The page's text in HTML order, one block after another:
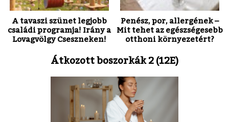
A tavaszi szünet legjobb
családi programja! Irány a
Lovagvölgy Cseszneken!
Penész, por, allergének –
Mit tehet az egészségesebb
otthoni környezetért?
Átkozott boszorkák 2 (12E)